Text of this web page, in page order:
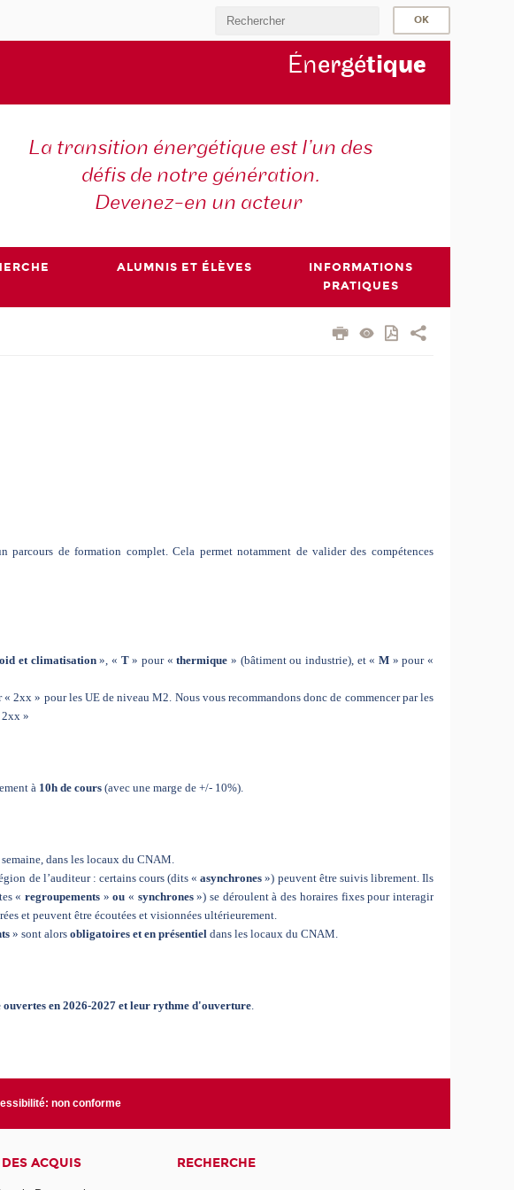
Énergétique
La transition énergétique est l’un des
défis de notre génération.
Devenez-en un acteur
ALUMNIS ET ÉLÈVES
INFORMATIONS
PRATIQUES
parcours de formation complet. Cela permet notamment de valider des compétences
et climatisation», « T» pour «thermique » (bâtiment ou industrie), et « M» pour «
» pour les UE de niveau M2. Nous vous recommandons donc de commencer par les
2xx »
à 10h de cours (avec une marge de +/- 10%).
dans les locaux du CNAM.
de l’auditeur : certains cours (dits «asynchrones ») peuvent être suivis librement. Ils
« regroupements»ou« synchrones») se déroulent à des horaires fixes pour interagir
et peuvent être écoutées et visionnées ultérieurement.
» sont alors obligatoires et en présentieldans les locaux du CNAM.
ouvertes en 2026-2027 et leur rythme d'ouverture.
non conforme
ACQUIS RECHERCHE